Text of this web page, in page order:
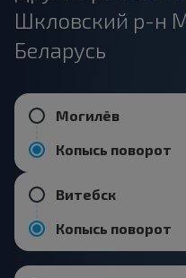
Шкловский р-н
Беларусь
Могилёв
Копысь поворот
Витебск
Копысь поворот